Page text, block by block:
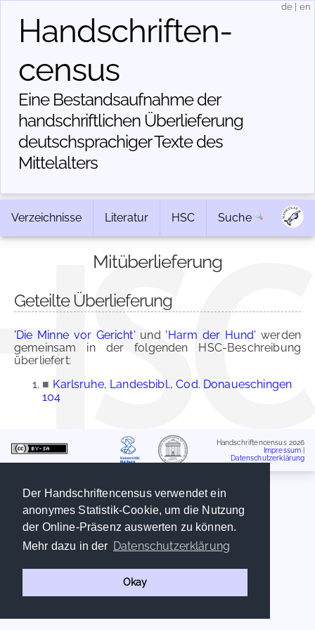
Der Handschriftencensus verwendet ein
anonymes Statistik-Cookie, um die Nutzung
der Online-Präsenz auswerten zu können.
Mehr dazu in der Datenschutzerklärung
Okay
Handschriften­
census
Eine Bestandsaufnahme der
handschriftlichen Über­lieferung
deutschsprachiger Texte des
Mittelalters
de en
Verzeichnisse Literatur HSC Suche
Mitüberlieferung
Geteilte Überlieferung
'Die Minne vor Gericht' und 'Harm der Hund' werden
gemeinsam in der folgenden HSC-Beschreibung
überliefert:
■ Karlsruhe, Landesbibl., Cod. Donaueschingen
104
Handschriftencensus 2026
Impressum
Datenschutzerklärung